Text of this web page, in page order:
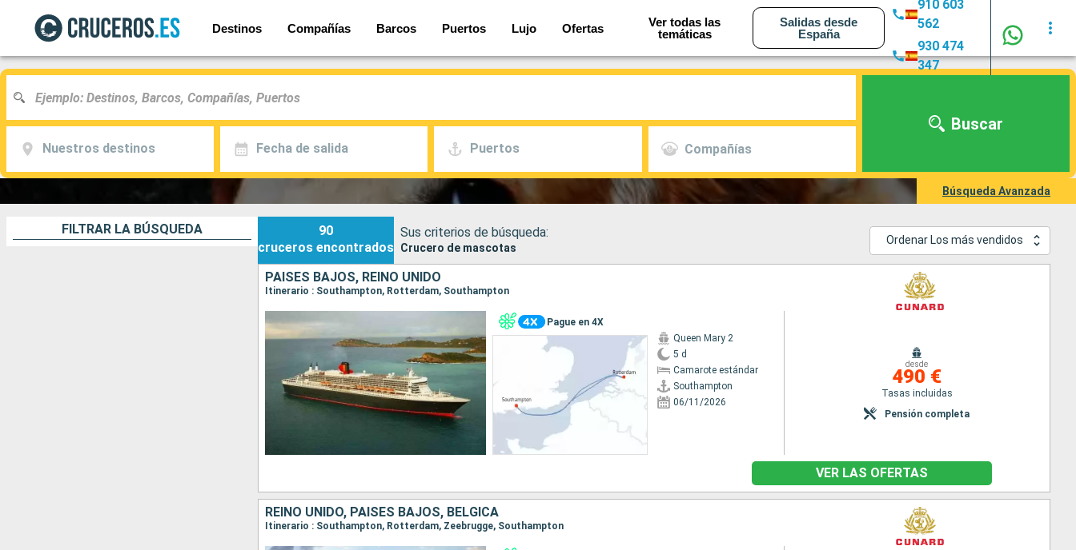
Destinos Compañías Barcos Puertos Lujo Ofertas
Ver todas las
temáticas
Salidas desde
España
910 603
562
930 474
347
Nuestros destinos Fecha de salida Puertos Compañías
Buscar
Búsqueda Avanzada
FILTRAR LA BÚSQUEDA
90
cruceros encontrados
Sus criterios de búsqueda:
Crucero de mascotas
Ordenar Los más vendidos
PAISES BAJOS, REINO UNIDO
Itinerario : Southampton, Rotterdam, Southampton
Pague en 4X
Queen Mary 2
5 d
Camarote estándar
Southampton
06/11/2026
desde
490 €
Tasas incluidas
Pensión completa
VER LAS OFERTAS
REINO UNIDO, PAISES BAJOS, BÉLGICA
Itinerario : Southampton, Rotterdam, Zeebrugge, Southampton